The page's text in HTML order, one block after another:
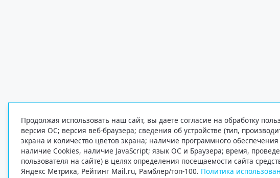
Продолжая использовать наш сайт, вы даете согласие на обработку
версия ОС; версия веб-браузера; сведения об устройстве (тип,
экрана и количество цветов экрана; наличие программного
наличие Cookies, наличие JavaScript; язык ОС и Браузера; время,
пользователя на сайте) в целях определения посещаемости сайта
Яндекс Метрика, Рейтинг Mail.ru, Рамблер/топ-100. Политика